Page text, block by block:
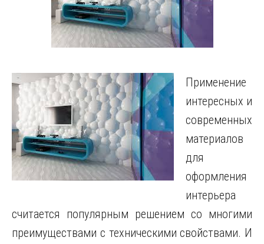
Применение
интересных и
современных
материалов
для
оформления
интерьера
считается популярным решением со многими
преимуществами с техническими свойствами. И